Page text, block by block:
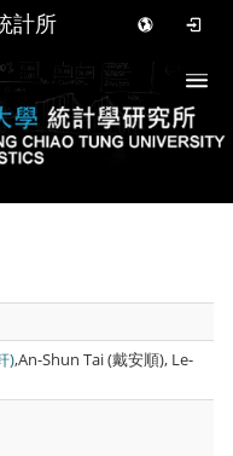
計所
),An-Shun Tai (戴安順), Le-